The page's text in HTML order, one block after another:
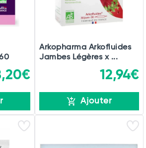
Arkopharma Arkofluides
Jambes Légères x ...
12,94€
Ajouter